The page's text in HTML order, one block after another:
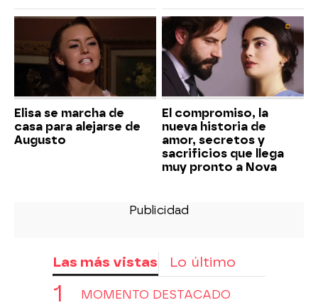
Elisa se marcha de
casa para alejarse de
Augusto
El compromiso, la
nueva historia de
amor, secretos y
sacrificios que llega
muy pronto a Nova
Las más vistas Lo último
MOMENTO DESTACADO